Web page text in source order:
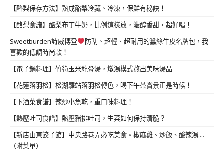
【酪梨保存方法】熟成酪梨冷藏、冷凍，保鮮有秘訣！
【酪梨食譜】酪梨布丁牛奶，比例這樣放，濃醇香甜，超好喝！
Sweetburden詩威博登
防刮、超輕、超耐用的蠶絲牛皮名牌包，我
喜歡的低調時尚款！
【電子鍋料理】竹筍玉米龍骨湯，燉湯模式熬出美味湯品
【花蓮落羽松】松湖驛站落羽松轉色，喝下午茶賞景正是時候！
【下酒菜食譜】辣炒小魚乾，重口味料理！
【熱壓吐司食譜】熱壓豬排吐司，生菜如何保持清脆？
【新店山東餃子館】中央路巷弄必吃美食。椒麻雞、炒飯、酸辣湯....
（附菜單）